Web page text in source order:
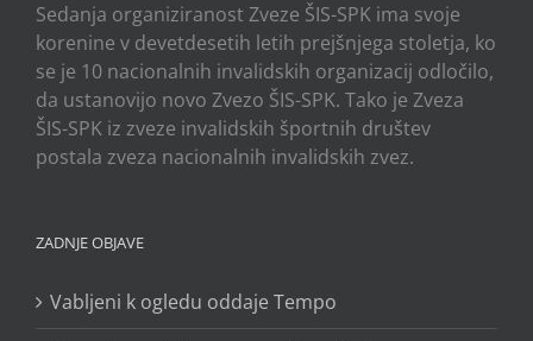
Sedanja organiziranost Zveze ŠIS-SPK ima svoje
korenine v devetdesetih letih prejšnjega stoletja, ko
se je 10 nacionalnih invalidskih organizacij odločilo,
da ustanovijo novo Zvezo ŠIS-SPK. Tako je Zveza
ŠIS-SPK iz zveze invalidskih športnih društev
postala zveza nacionalnih invalidskih zvez.
ZADNJE OBJAVE
Vabljeni k ogledu oddaje Tempo